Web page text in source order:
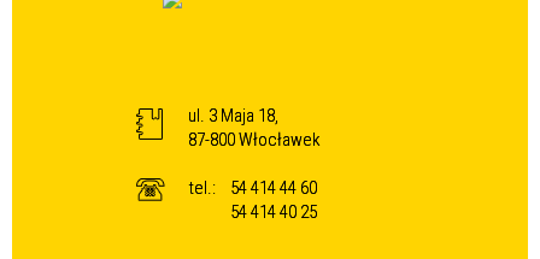
ul. 3 Maja 18,
87-800 Włocławek
tel.:
54 414 44 60
54 414 40 25